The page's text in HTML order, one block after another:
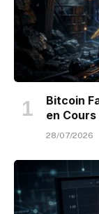
Bitcoin
en Cours
28/07/2026